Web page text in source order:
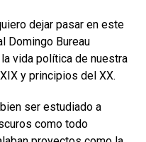
dejar pasar en este
Domingo Bureau
vida política de nuestra
y principios del XX.
ser estudiado a
como todo